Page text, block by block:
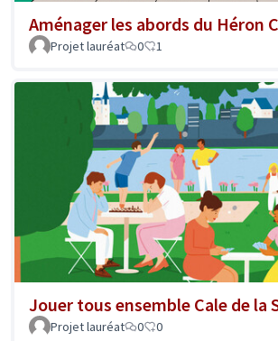
Aménager les abords du Héron
Projet lauréat 0 1
Jouer tous ensemble Cale de la
Projet lauréat 0 0